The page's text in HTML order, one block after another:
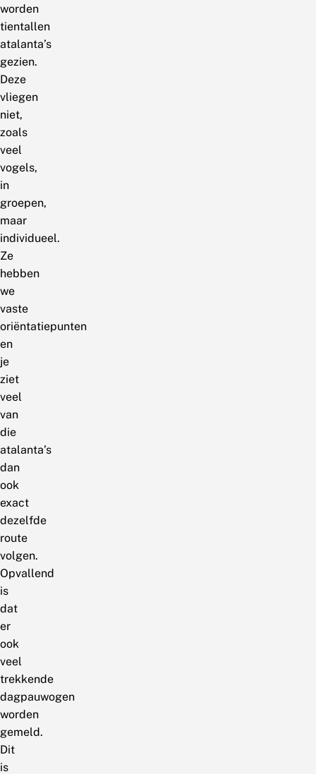
worden
tientallen
atalanta’s
gezien.
Deze
vliegen
niet,
zoals
veel
vogels,
in
groepen,
maar
individueel.
Ze
hebben
we
vaste
oriëntatiepunten
en
je
ziet
veel
van
die
atalanta’s
dan
ook
exact
dezelfde
route
volgen.
Opvallend
is
dat
er
ook
veel
trekkende
dagpauwogen
worden
gemeld.
Dit
is